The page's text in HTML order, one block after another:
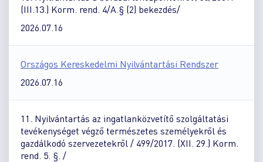
(III.13.) Korm. rend. 4/A.§ (2) bekezdés/
2026.07.16
Országos Kereskedelmi Nyilvántartási Rendszer
2026.07.16
11. Nyilvántartás az ingatlanközvetítő szolgáltatási
tevékenységet végző természetes személyekről és
gazdálkodó szervezetekről / 499/2017. (XII. 29.) Korm.
rend. 5. §. /